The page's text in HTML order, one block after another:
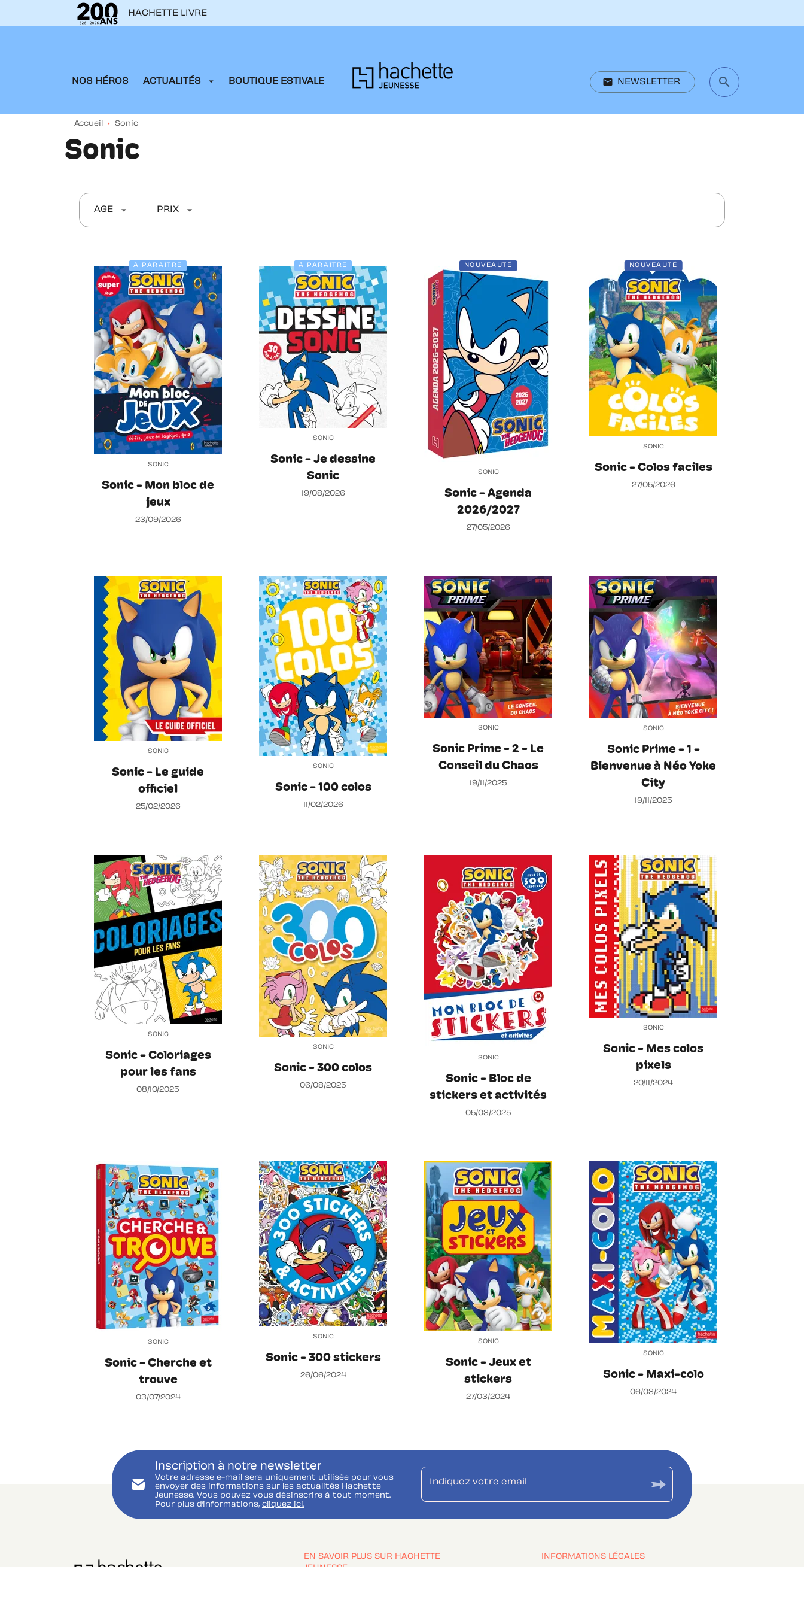
MENU
HACHETTE LIVRE
email NEWSLETTER search
NOS HÉROS ACTUALITÉS arrow_drop_down BOUTIQUE ESTIVALE search
Accueil • Sonic
Sonic
AGE arrow_drop_down PRIX arrow_drop_down
À PARAÎTRE
SONIC
Sonic - Mon bloc de
jeux
23/09/2026
À PARAÎTRE
SONIC
Sonic - Je dessine
Sonic
19/08/2026
NOUVEAUTÉ
SONIC
Sonic - Agenda
2026/2027
27/05/2026
NOUVEAUTÉ
SONIC
Sonic - Colos faciles
27/05/2026
SONIC
Sonic - Le guide
officiel
25/02/2026
SONIC
Sonic - 100 colos
11/02/2026
SONIC
Sonic Prime - 2 - Le
Conseil du Chaos
19/11/2025
SONIC
Sonic Prime - 1 -
Bienvenue à Néo Yoke
City
19/11/2025
SONIC
Sonic - Coloriages
pour les fans
08/10/2025
SONIC
Sonic - 300 colos
06/08/2025
SONIC
Sonic - Bloc de
stickers et activités
05/03/2025
SONIC
Sonic - Mes colos
pixels
20/11/2024
SONIC
Sonic - Cherche et
trouve
03/07/2024
SONIC
Sonic - 300 stickers
26/06/2024
SONIC
Sonic - Jeux et
stickers
27/03/2024
SONIC
Sonic - Maxi-colo
06/03/2024
Inscription à notre newsletter
Votre adresse e-mail sera uniquement utilisée pour vous
envoyer des informations sur les actualités Hachette
Jeunesse. Vous pouvez vous désinscrire à tout moment.
Pour plus d’informations, cliquez ici.
Indiquez votre email
EN SAVOIR PLUS SUR HACHETTE
JEUNESSE
INFORMATIONS LÉGALES